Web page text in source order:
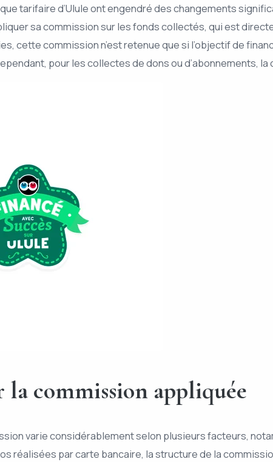
tarifaire d’Ulule ont engendré des changements
sa commission sur les fonds collectés, qui est
cette commission n’est retenue que si l’objectif de
pour les collectes de dons ou d’abonnements,
la commission appliquée
varie considérablement selon plusieurs facteurs,
réalisées par carte bancaire, la structure de la